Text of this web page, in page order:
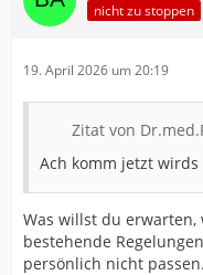
nicht zu stoppen
19. April 2026 um 20:19
Zitat von
Ach komm jetzt
Was willst du
bestehende
persönlich nicht passen.